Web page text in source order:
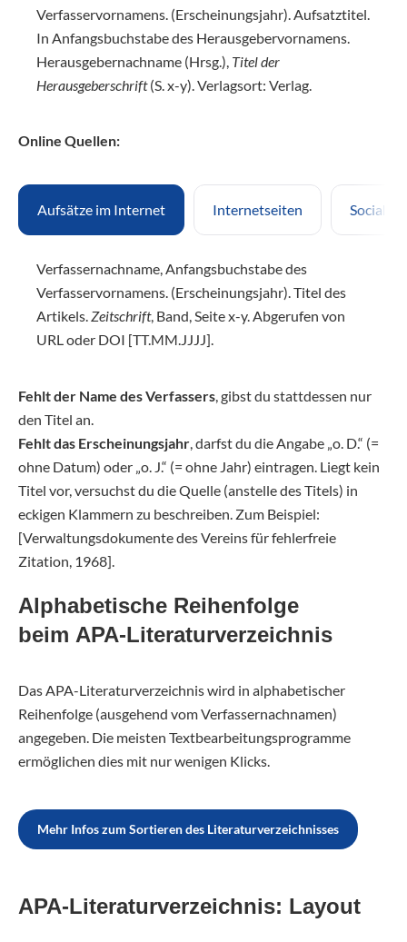
Verfasservornamens. (Erscheinungsjahr). Aufsatztitel.
In Anfangsbuchstabe des Herausgebervornamens.
Herausgebernachname (Hrsg.), Titel der
Herausgeberschrift(S. x-y). Verlagsort: Verlag.
Online Quellen:
Aufsätze im Internet Internetseiten Social
Verfassernachname, Anfangsbuchstabe des
Verfasservornamens. (Erscheinungsjahr). Titel des
Artikels.Zeitschrift, Band, Seite x-y. Abgerufen von
URL oder DOI [TT.MM.JJJJ].
Fehlt der Name des Verfassers, gibst du stattdessen nur
den Titel an.
Fehlt das Erscheinungsjahr, darfst du die Angabe „o. D.“ (=
ohne Datum) oder „o. J.“ (= ohne Jahr) eintragen. Liegt kein
Titel vor, versuchst du die Quelle (anstelle des Titels) in
eckigen Klammern zu beschreiben. Zum Beispiel:
[Verwaltungsdokumente des Vereins für fehlerfreie
Zitation, 1968].
Alphabetische Reihenfolge
beim APA-Literaturverzeichnis
Das APA-Literaturverzeichnis wird in alphabetischer
Reihenfolge (ausgehend vom Verfassernachnamen)
angegeben. Die meisten Textbearbeitungsprogramme
ermöglichen dies mit nur wenigen Klicks.
Mehr Infos zum Sortieren des Literaturverzeichnisses
APA-Literaturverzeichnis: Layout